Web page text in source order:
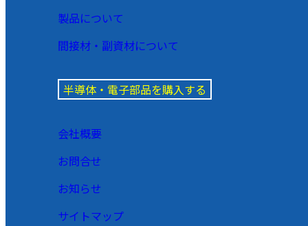
製品について
間接材・副資材について
半導体・電子部品を購入する
会社概要
お問合せ
お知らせ
サイトマップ